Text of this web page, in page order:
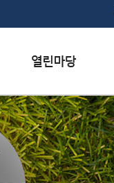
자주하는 질문
질문하기
칭찬하기